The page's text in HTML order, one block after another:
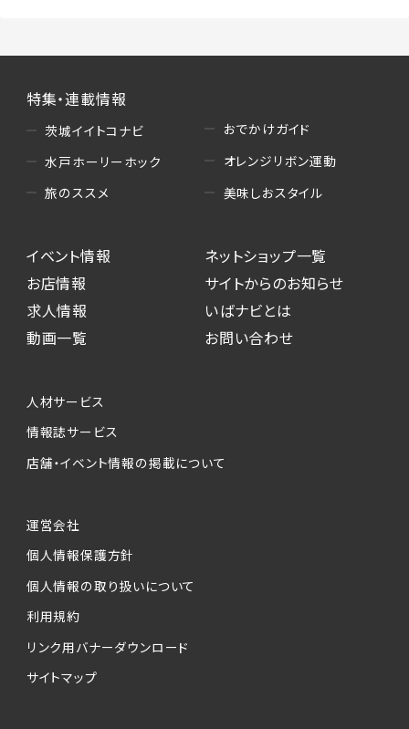
特集・連載情報
茨城イイトコナビ
水戸ホーリーホック
旅のススメ
おでかけガイド
オレンジリボン運動
美味しおスタイル
イベント情報
お店情報
求人情報
動画一覧
ネットショップ一覧
サイトからのお知らせ
いばナビとは
お問い合わせ
人材サービス
情報誌サービス
店舗・イベント情報の掲載について
運営会社
個人情報保護方針
個人情報の取り扱いについて
利用規約
リンク用バナーダウンロード
サイトマップ